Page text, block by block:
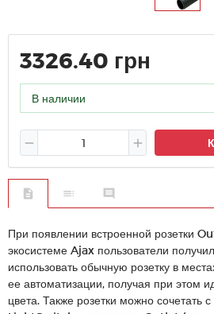
3326.40 грн
В наличии
При появлении встроенной розетки
экосистеме Ajax пользователи
использовать обычную розетку в
ее автоматизации, получая при этом
цвета. Также розетки можно